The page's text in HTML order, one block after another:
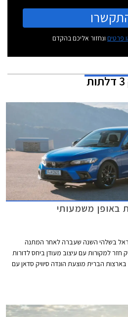
פרטים ונחזור אליכם בהקדם
באופן משמעותי
בשלהי השנה שעברה לאחר המתנה
הונדה סיוויק חזר למקורות עם עיצוב מעודן ביחס לדורות
בארצות הברית מוצעת הונדה סיוויק סדאן עם
בלבד, וזוהי גם הגרסה המשווקת